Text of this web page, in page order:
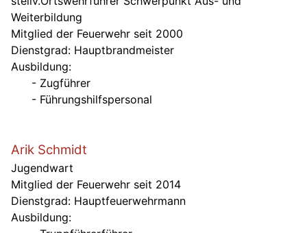
Weiterbildung
Mitglied der Feuerwehr seit 2000
Dienstgrad: Hauptbrandmeister
Ausbildung:
- Zugführer
- Führungshilfspersonal
Arik Schmidt
Jugendwart
Mitglied der Feuerwehr seit 2014
Dienstgrad: Hauptfeuerwehrmann
Ausbildung: